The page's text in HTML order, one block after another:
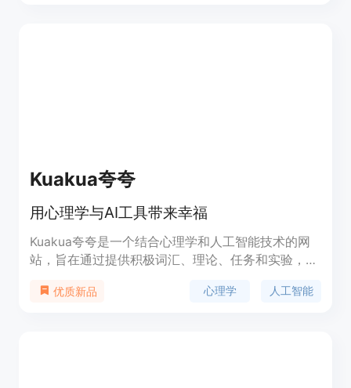
Kuakua夸夸
用心理学与AI工具带来幸福
Kuakua夸夸是一个结合心理学和人工智能技术的网
站，旨在通过提供积极词汇、理论、任务和实验，帮
显示，它鼓励用户专注于当下，接受挑战，拥抱生
优质新品 心理学 人工智能